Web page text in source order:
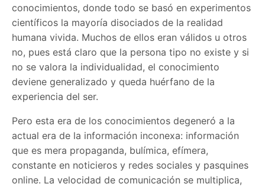
conocimientos, donde todo se basó en experimentos
científicos la mayoría disociados de la realidad
humana vivida. Muchos de ellos eran válidos u otros
no, pues está claro que la persona tipo no existe y si
no se valora la individualidad, el conocimiento
deviene generalizado y queda huérfano de la
experiencia del ser.
Pero esta era de los conocimientos degeneró a la
actual era de la información inconexa: información
que es mera propaganda, bulímica, efímera,
constante en noticieros y redes sociales y pasquines
online. La velocidad de comunicación se multiplica,